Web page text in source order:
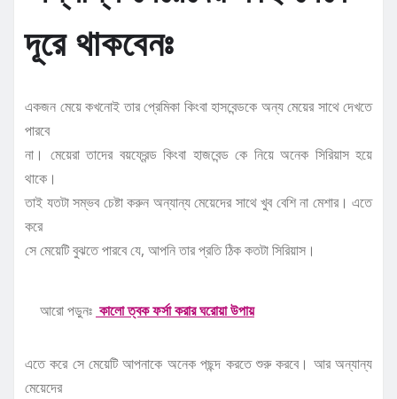
দূরে থাকবেনঃ
একজন মেয়ে কখনোই তার প্রেমিকা কিংবা হাসবেন্ডকে অন্য মেয়ের সাথে দেখতে
পারবে
না। মেয়েরা তাদের বয়ফ্রেন্ড কিংবা হাজবেন্ড কে নিয়ে অনেক সিরিয়াস হয়ে
থাকে।
তাই যতটা সম্ভব চেষ্টা করুন অন্যান্য মেয়েদের সাথে খুব বেশি না মেশার। এতে
করে
সে মেয়েটি বুঝতে পারবে যে, আপনি তার প্রতি ঠিক কতটা সিরিয়াস।
আরো পড়ুনঃ কালো ত্বক ফর্সা করার ঘরোয়া উপায়
এতে করে সে মেয়েটি আপনাকে অনেক পছন্দ করতে শুরু করবে। আর অন্যান্য
মেয়েদের